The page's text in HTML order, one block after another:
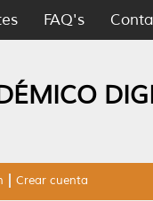
FAQ's
Crear cuenta